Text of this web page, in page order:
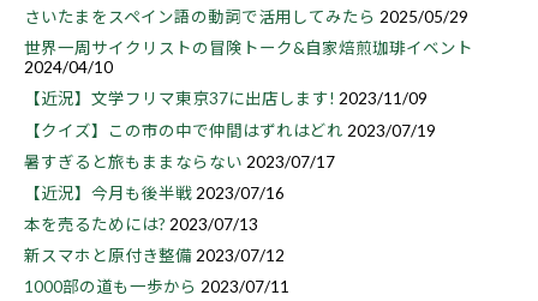
さいたまをスペイン語の動詞で活用してみたら 2025/05/29
世界一周サイクリストの冒険トーク&自家焙煎珈琲イベント
2024/04/10
【近況】文学フリマ東京37に出店します! 2023/11/09
【クイズ】この市の中で仲間はずれはどれ 2023/07/19
暑すぎると旅もままならない 2023/07/17
【近況】今月も後半戦 2023/07/16
本を売るためには? 2023/07/13
新スマホと原付き整備 2023/07/12
1000部の道も一歩から 2023/07/11